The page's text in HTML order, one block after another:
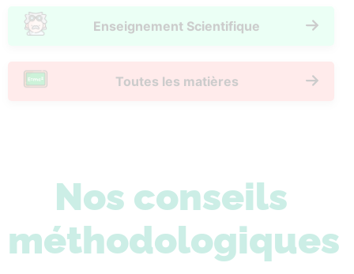
Enseignement Scientifique
Toutes les matières
Nos conseils
méthodologiques